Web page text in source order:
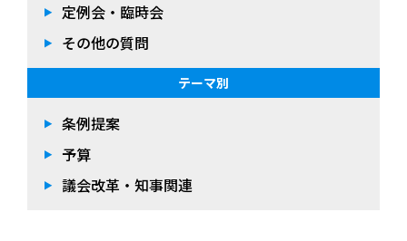
定例会・臨時会
その他の質問
テーマ別
条例提案
予算
議会改革・知事関連